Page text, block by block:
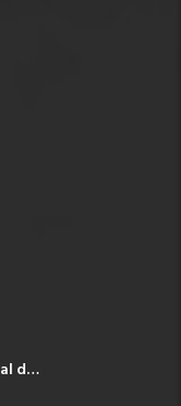
5º Salão Internacional de Impressão, Imagem, Comunicação Digital e Têxtil Promocional